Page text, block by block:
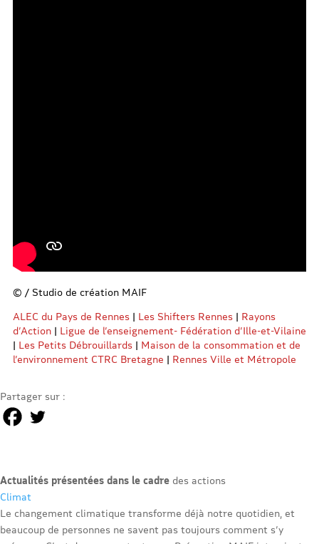
© / Studio de création MAIF
ALEC du Pays de Rennes| Les Shifters Rennes| Rayons
d’Action| Ligue de l’enseignement- Fédération d’Ille-et-Vilaine
| Les Petits Débrouillards| Maison de la consommation et de
l’environnement CTRC Bretagne | Rennes Ville et Métropole
Partager sur :
Actualités présentées dans le cadre des actions
Climat
Le changement climatique transforme déjà notre quotidien, et
beaucoup de personnes ne savent pas toujours comment s’y